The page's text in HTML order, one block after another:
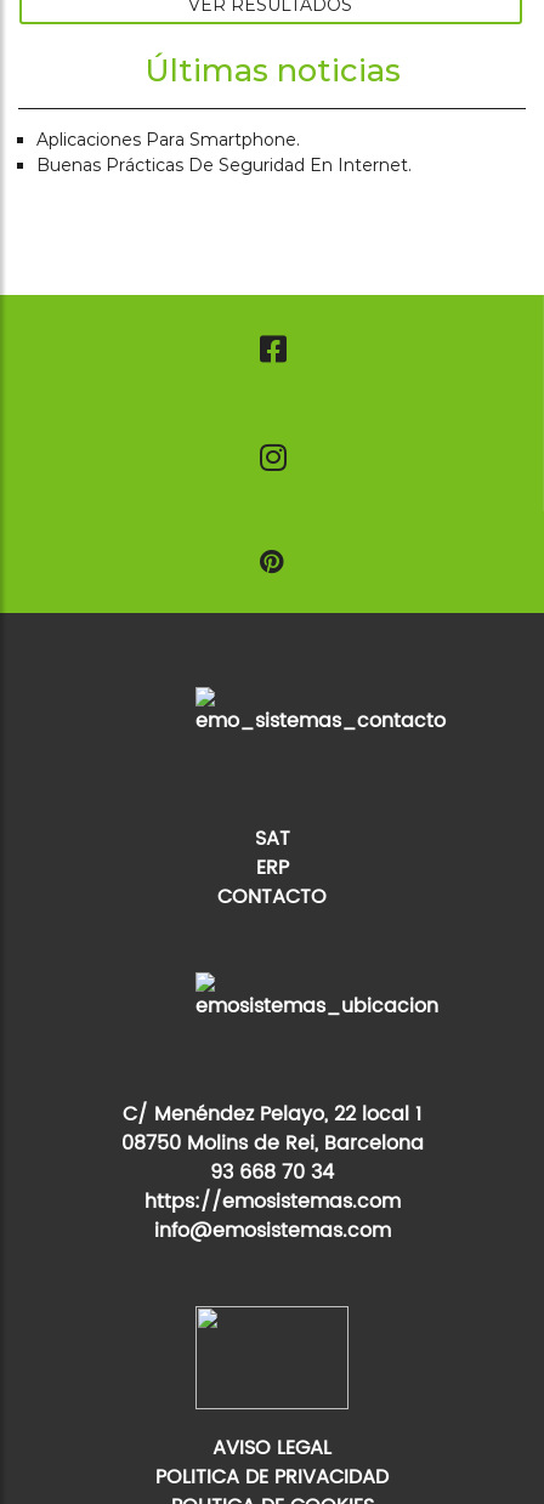
Últimas noticias
Aplicaciones Para Smartphone.
Buenas Prácticas De Seguridad En Internet.
SAT
ERP
CONTACTO
C/ Menéndez Pelayo, 22 local 1
08750 Molins de Rei, Barcelona
93 668 70 34
https://emosistemas.com
info@emosistemas.com
AVISO LEGAL
POLITICA DE PRIVACIDAD